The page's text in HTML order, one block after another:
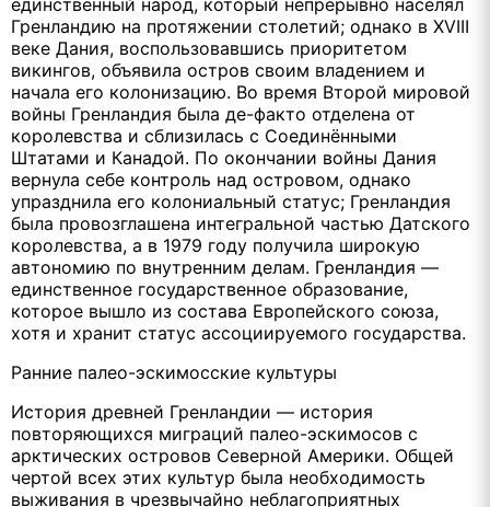
Гренландию на протяжении столетий; однако в XVIII
веке Дания, воспользовавшись приоритетом
викингов, объявила остров своим владением и
начала его колонизацию. Во время Второй мировой
войны Гренландия была де-факто отделена от
королевства и сблизилась с Соединёнными
Штатами и Канадой. По окончании войны Дания
вернула себе контроль над островом, однако
упразднила его колониальный статус; Гренландия
была провозглашена интегральной частью Датского
королевства, а в 1979 году получила широкую
автономию по внутренним делам. Гренландия —
единственное государственное образование,
которое вышло из состава Европейского союза,
хотя и хранит статус ассоциируемого государства.
Ранние палео-эскимосские культуры
История древней Гренландии — история
повторяющихся миграций палео-эскимосов с
арктических островов Северной Америки. Общей
чертой всех этих культур была необходимость
выживания в чрезвычайно неблагоприятных